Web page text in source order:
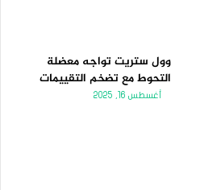
وول ستريت تواجه معضلة
التحوط مع تضخم التقييمات
أغسطس 16, 2025